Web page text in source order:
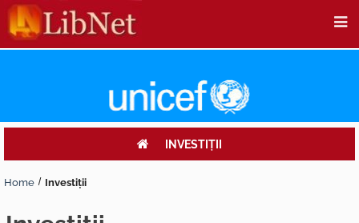
INVESTIŢII
Home Investiţii